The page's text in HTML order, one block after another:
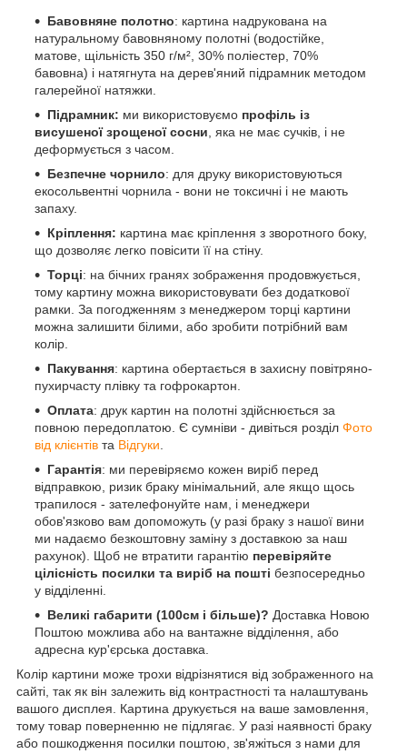
Бавовняне полотно: картина надрукована на
натуральному бавовняному полотні (водостійке,
матове, щільність 350 г/м², 30% поліестер, 70%
бавовна) і натягнута на дерев'яний підрамник методом
галерейної натяжки.
Підрамник: ми використовуємо профіль із
висушеної зрощеної сосни, яка не має сучків, і не
деформується з часом.
Безпечне чорнило: для друку використовуються
екосольвентні чорнила - вони не токсичні і не мають
запаху.
Кріплення: картина має кріплення з зворотного боку,
що дозволяє легко повісити її на стіну.
Торці: на бічних гранях зображення продовжується,
тому картину можна використовувати без додаткової
рамки. За погодженням з менеджером торці картини
можна залишити білими, або зробити потрібний вам
колір.
Пакування: картина обертається в захисну повітряно-
пухирчасту плівку та гофрокартон.
Оплата: друк картин на полотні здійснюється за
повною передоплатою. Є сумніви - дивіться розділ Фото
від клієнтів та Відгуки.
Гарантія: ми перевіряємо кожен виріб перед
відправкою, ризик браку мінімальний, але якщо щось
трапилося - зателефонуйте нам, і менеджери
обов'язково вам допоможуть (у разі браку з нашої вини
ми надаємо безкоштовну заміну з доставкою за наш
рахунок). Щоб не втратити гарантію перевіряйте
цілісність посилки та виріб на пошті безпосередньо
у відділенні.
Великі габарити (100см і більше)? Доставка Новою
Поштою можлива або на вантажне відділення, або
адресна кур'єрська доставка.
Колір картини може трохи відрізнятися від зображенного на
сайті, так як він залежить від контрастності та налаштувань
вашого дисплея. Картина друкується на ваше замовлення,
тому товар поверненню не підлягає. У разі наявності браку
або пошкодження посилки поштою, зв'яжіться з нами для